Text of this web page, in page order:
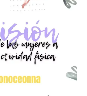
visión